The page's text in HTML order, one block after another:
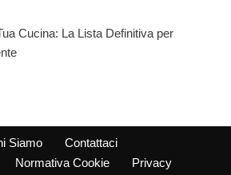
Cucina: La Lista Definitiva per
Siamo
Contattaci
Normativa Cookie Privacy